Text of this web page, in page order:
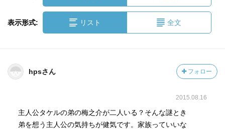
表示形式: リスト 全文
hpsさん フォロー
2015.08.16
主人公タケルの弟の梅之介が二人いる？そんな謎とき
弟を想う主人公の気持ちが健気です。家族っていいな